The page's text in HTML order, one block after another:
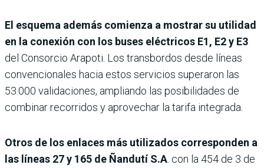
El esquema además comienza a mostrar su utilidad
en la conexión con los buses eléctricos E1, E2 y E3
del Consorcio Arapoti. Los transbordos desde líneas
convencionales hacia estos servicios superaron las
53.000 validaciones, ampliando las posibilidades de
combinar recorridos y aprovechar la tarifa integrada.
Otros de los enlaces más utilizados corresponden a
las líneas 27 y 165 de Ñandutí S.A . con la 454 de 3 de